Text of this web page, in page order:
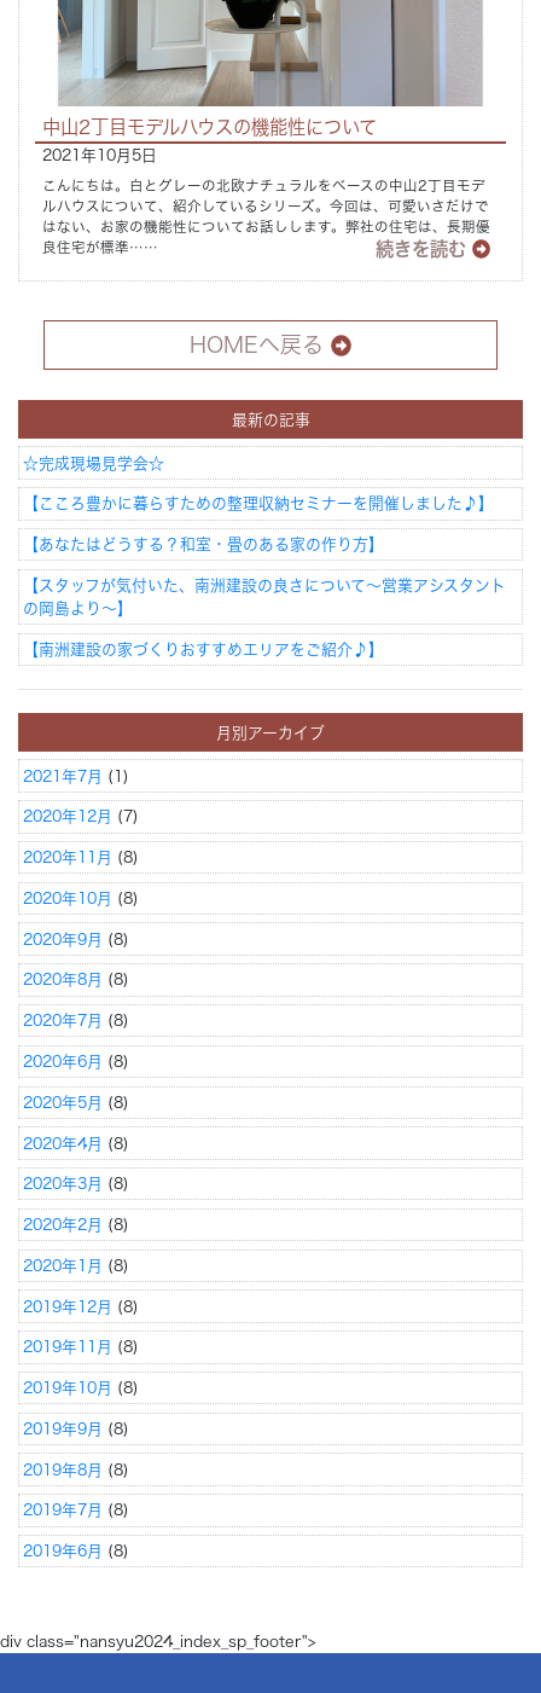
中山2丁目モデルハウスの機能性について
2021年10月5日
こんにちは。白とグレーの北欧ナチュラルをベースの中山2丁目モデ
ルハウスについて、紹介しているシリーズ。今回は、可愛いさだけで
はない、お家の機能性についてお話しします。弊社の住宅は、長期優
良住宅が標準……
続きを読む
HOMEへ戻る
最新の記事
☆完成現場見学会☆
【こころ豊かに暮らすための整理収納セミナーを開催しました♪】
【あなたはどうする？和室・畳のある家の作り方】
【スタッフが気付いた、南洲建設の良さについて～営業アシスタント
の岡島より～】
【南洲建設の家づくりおすすめエリアをご紹介♪】
月別アーカイブ
2021年7月 (1)
2020年12月 (7)
2020年11月 (8)
2020年10月 (8)
2020年9月 (8)
2020年8月 (8)
2020年7月 (8)
2020年6月 (8)
2020年5月 (8)
2020年4月 (8)
2020年3月 (8)
2020年2月 (8)
2020年1月 (8)
2019年12月 (8)
2019年11月 (8)
2019年10月 (8)
2019年9月 (8)
2019年8月 (8)
2019年7月 (8)
2019年6月 (8)
div class="nansyu2024_index_sp_footer">